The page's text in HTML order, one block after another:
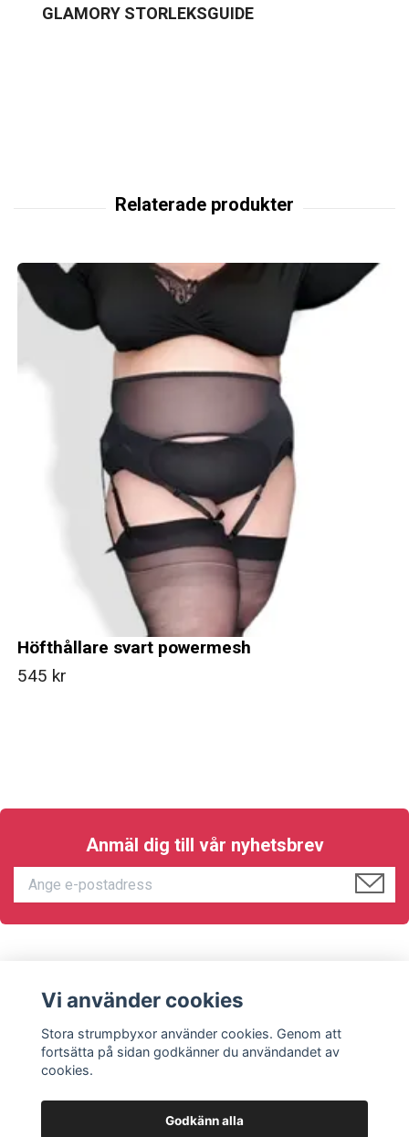
GLAMORY STORLEKSGUIDE
Höfthållare svart powermesh
545 kr
Anmäl dig till vår nyhetsbrev
Sociala medier
Vi använder cookies
Stora strumpbyxor använder cookies. Genom att
fortsätta på sidan godkänner du användandet av
cookies.
Godkänn alla